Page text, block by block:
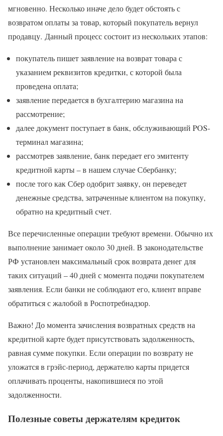
мгновенно. Несколько иначе дело будет обстоять с
возвратом оплаты за товар, который покупатель вернул
продавцу. Данный процесс состоит из нескольких этапов:
покупатель пишет заявление на возврат товара с
указанием реквизитов кредитки, с которой была
проведена оплата;
заявление передается в бухгалтерию магазина на
рассмотрение;
далее документ поступает в банк, обслуживающий POS-
терминал магазина;
рассмотрев заявление, банк передает его эмитенту
кредитной карты – в нашем случае Сбербанку;
после того как Сбер одобрит заявку, он переведет
денежные средства, затраченные клиентом на покупку,
обратно на кредитный счет.
Все перечисленные операции требуют времени. Обычно их
выполнение занимает около 30 дней. В законодательстве
РФ установлен максимальный срок возврата денег для
таких ситуаций – 40 дней с момента подачи покупателем
заявления. Если банки не соблюдают его, клиент вправе
обратиться с жалобой в Роспотребнадзор.
Важно! До момента зачисления возвратных средств на
кредитной карте будет присутствовать задолженность,
равная сумме покупки. Если операции по возврату не
уложатся в грэйс-период, держателю карты придется
оплачивать проценты, накопившиеся по этой
задолженности.
Полезные советы держателям кредиток